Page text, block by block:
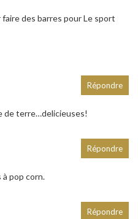
des barres pour Le sport
de terre…delicieuses!
Répondre
pop corn.
Répondre
Répondre